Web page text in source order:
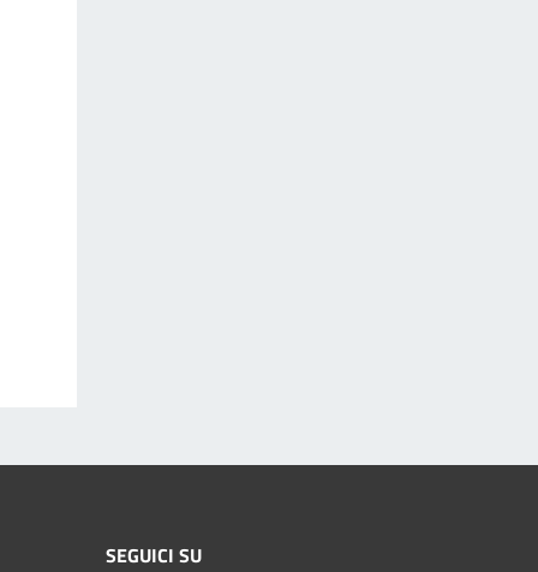
SEGUICI SU